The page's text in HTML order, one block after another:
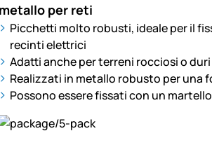
metallo per reti
Picchetti molto robusti, ideale per il
recinti elettrici
Adatti anche per terreni rocciosi o duri
Realizzati in metallo robusto per una
Possono essere fissati con un martello